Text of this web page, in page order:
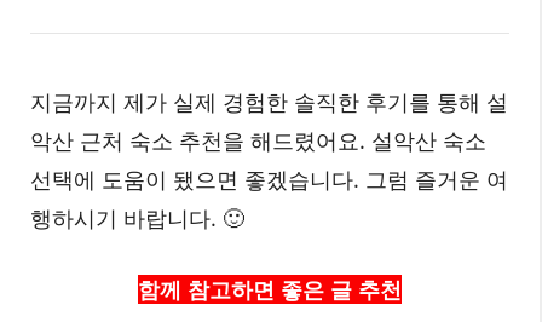
지금까지 제가 실제 경험한 솔직한 후기를 통해 설
악산 근처 숙소 추천을 해드렸어요. 설악산 숙소
선택에 도움이 됐으면 좋겠습니다. 그럼 즐거운 여
행하시기 바랍니다. 🙂
함께 참고하면 좋은 글 추천